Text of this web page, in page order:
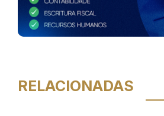
RELACIONADAS